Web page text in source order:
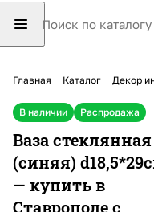
Главная Каталог Декор
В наличии Распродажа
Ваза стеклянная
(синяя)
— купить в
Ставрополе с